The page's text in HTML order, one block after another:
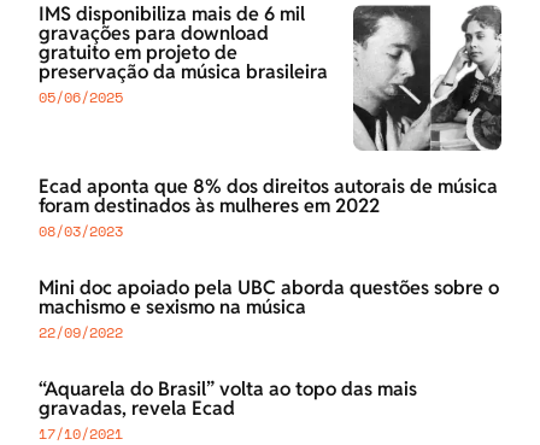
IMS disponibiliza mais de 6 mil
gravações para download
gratuito em projeto de
preservação da música brasileira
05/06/2025
Ecad aponta que 8% dos direitos autorais de música
foram destinados às mulheres em 2022
08/03/2023
Mini doc apoiado pela UBC aborda questões sobre o
machismo e sexismo na música
22/09/2022
“Aquarela do Brasil” volta ao topo das mais
gravadas, revela Ecad
17/10/2021